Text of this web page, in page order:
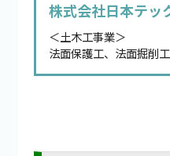
株式会社日本テッ
＜土木工事業＞
法面保護工、法面掘削